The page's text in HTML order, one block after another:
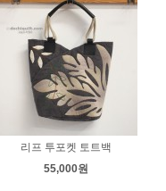
리프 투포켓 토트백
55,000원